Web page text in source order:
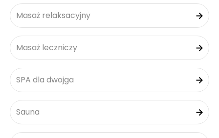
Masaż relaksacyjny
Masaż leczniczy
SPA dla dwojga
Sauna